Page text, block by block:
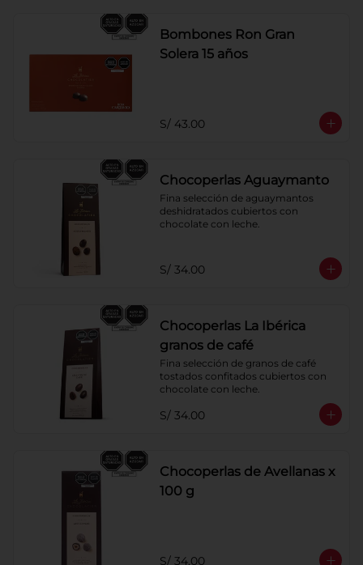
Bombones Ron Gran
Solera 15 años
S/ 43.00
Chocoperlas Aguaymanto
Fina selección de aguaymantos
deshidratados cubiertos con
chocolate con leche.
S/ 34.00
Chocoperlas La Ibérica
granos de café
Fina selección de granos de café
tostados confitados cubiertos con
chocolate con leche.
S/ 34.00
Chocoperlas de Avellanas x
100 g
S/ 34.00